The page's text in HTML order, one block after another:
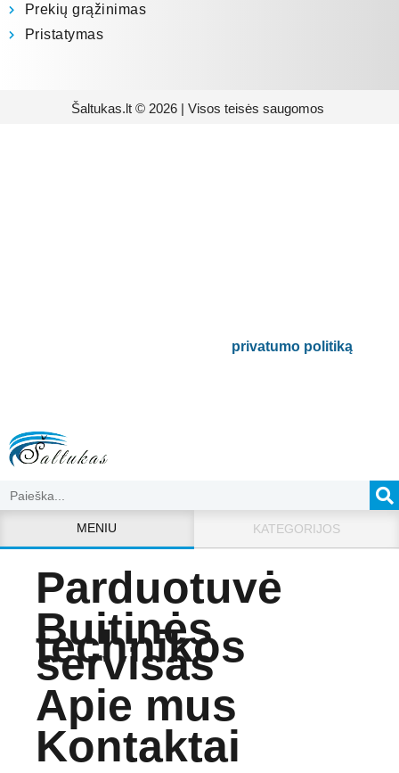
Prekių grąžinimas
Pristatymas
Šaltukas.lt © 2026 | Visos teisės saugomos
privatumo politiką.
MENIU KATEGORIJOS
Parduotuvė
Buitinės
technikos
servisas
Apie mus
Kontaktai